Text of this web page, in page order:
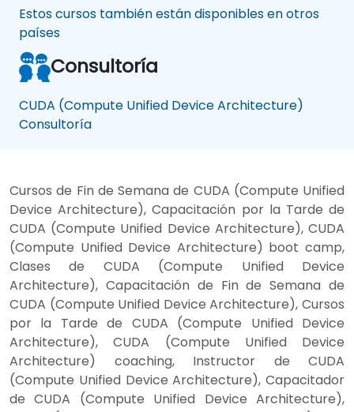
Estos cursos también están disponibles en otros
países
Consultoría
CUDA (Compute Unified Device Architecture)
Consultoría
Cursos de Fin de Semana de CUDA (Compute Unified
Device Architecture), Capacitación por la Tarde de
CUDA (Compute Unified Device Architecture), CUDA
(Compute Unified Device Architecture) boot camp,
Clases de CUDA (Compute Unified Device
Architecture), Capacitación de Fin de Semana de
CUDA (Compute Unified Device Architecture), Cursos
por la Tarde de CUDA (Compute Unified Device
Architecture), CUDA (Compute Unified Device
Architecture) coaching, Instructor de CUDA
(Compute Unified Device Architecture), Capacitador
de CUDA (Compute Unified Device Architecture),